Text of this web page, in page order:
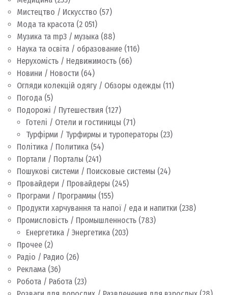
Мистецтво / Искусство (57)
Мода та красота (2 051)
Музика та mp3 / музыка (88)
Наука та освіта / образование (116)
Нерухомість / Недвижимость (66)
Новини / Новости (64)
Огляди колекцій одягу / Обзоры одежды (11)
Погода (5)
Подорожі / Путешествия (127)
Готелі / Отели и гостиницы (71)
Турфірми / Турфирмы и туроператоры (23)
Політика / Политика (54)
Портали / Порталы (241)
Пошукові системи / Поисковые системы (24)
Провайдери / Провайдеры (245)
Програми / Программы (155)
Продукти харчування та напої / еда и напитки (238)
Промисловість / Промышленность (783)
Енергетика / Энергетика (203)
Прочее (2)
Радіо / Радио (26)
Реклама (36)
Робота / Работа (23)